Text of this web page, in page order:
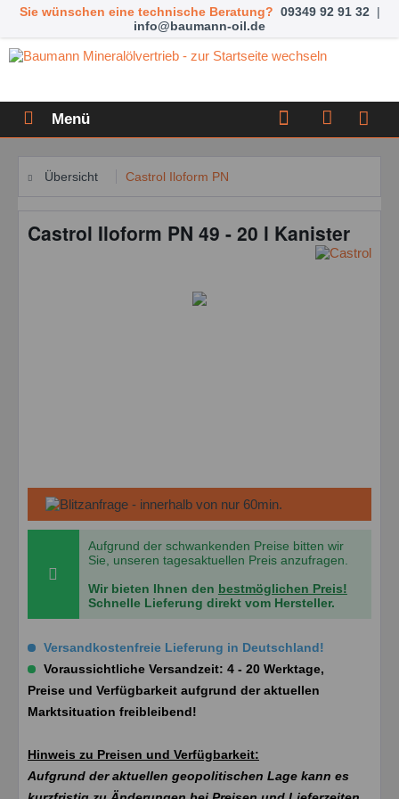
Sie wünschen eine technische Beratung? 09349 92 91 32 |
info@baumann-oil.de
Menü
Übersicht Castrol Iloform PN
Castrol Iloform PN 49 - 20 l Kanister
Aufgrund der schwankenden Preise bitten wir
Sie, unseren tagesaktuellen Preis anzufragen.
Wir bieten Ihnen den bestmöglichen Preis!
Schnelle Lieferung direkt vom Hersteller.
Versandkostenfreie Lieferung in Deutschland!
Voraussichtliche Versandzeit: 4 - 20 Werktage,
Preise und Verfügbarkeit aufgrund der aktuellen
Marktsituation freibleibend!
Hinweis zu Preisen und Verfügbarkeit:
Aufgrund der aktuellen geopolitischen Lage kann es